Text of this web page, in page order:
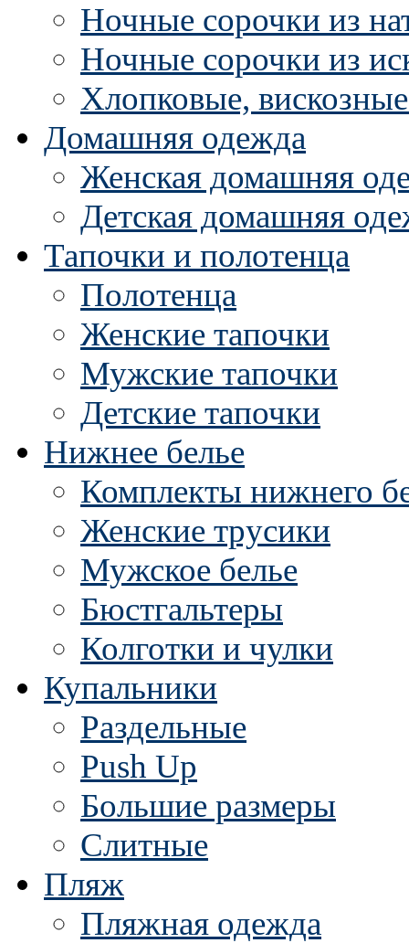
Ночные сорочки из
Ночные сорочки из
Хлопковые,
Домашняя одежда
Женская домашняя
Детская домашняя
Тапочки и полотенца
Полотенца
Женские тапочки
Мужские тапочки
Детские тапочки
Нижнее белье
Комплекты нижнего
Женские трусики
Мужское белье
Бюстгальтеры
Колготки и чулки
Купальники
Раздельные
Push Up
Большие размеры
Слитные
Пляж
Пляжная одежда